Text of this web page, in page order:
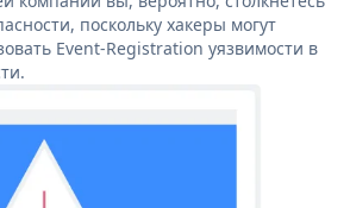
поскольку хакеры могут
Event-Registration уязвимости в